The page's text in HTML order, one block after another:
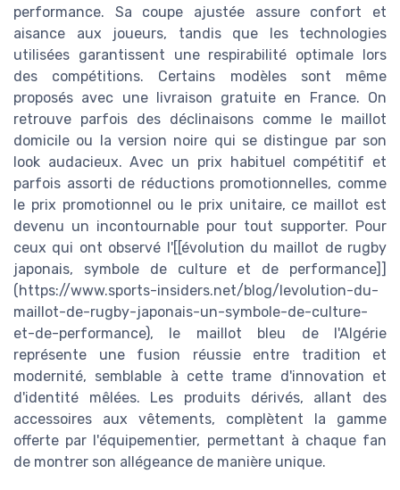
performance. Sa coupe ajustée assure confort et
aisance aux joueurs, tandis que les technologies
utilisées garantissent une respirabilité optimale lors
des compétitions. Certains modèles sont même
proposés avec une livraison gratuite en France. On
retrouve parfois des déclinaisons comme le maillot
domicile ou la version noire qui se distingue par son
look audacieux. Avec un prix habituel compétitif et
parfois assorti de réductions promotionnelles, comme
le prix promotionnel ou le prix unitaire, ce maillot est
devenu un incontournable pour tout supporter. Pour
ceux qui ont observé l'[[évolution du maillot de rugby
japonais, symbole de culture et de performance]]
(https://www.sports-insiders.net/blog/levolution-du-
maillot-de-rugby-japonais-un-symbole-de-culture-
et-de-performance), le maillot bleu de l'Algérie
représente une fusion réussie entre tradition et
modernité, semblable à cette trame d'innovation et
d'identité mêlées. Les produits dérivés, allant des
accessoires aux vêtements, complètent la gamme
offerte par l'équipementier, permettant à chaque fan
de montrer son allégeance de manière unique.